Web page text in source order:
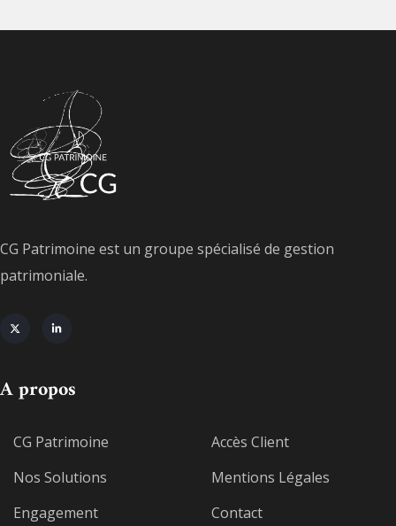
CG Patrimoine est un groupe spécialisé de gestion
patrimoniale.
A propos
CG Patrimoine
Nos Solutions
Engagement
Accès Client
Mentions Légales
Contact